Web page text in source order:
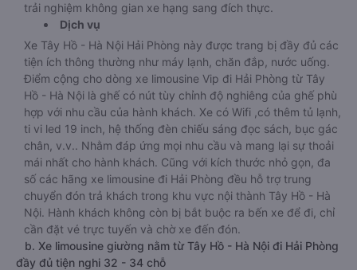
trải nghiệm không gian xe hạng sang đích thực.
Dịch vụ
Xe Tây Hồ - Hà Nội Hải Phòng này được trang bị đầy đủ các
tiện ích thông thường như máy lạnh, chăn đắp, nước uống.
Điểm cộng cho dòng xe limousine Vip đi Hải Phòng từ Tây
Hồ - Hà Nội là ghế có nút tùy chỉnh độ nghiêng của ghế phù
hợp với nhu cầu của hành khách. Xe có Wifi ,có thêm tủ lạnh,
ti vi led 19 inch, hệ thống đèn chiếu sáng đọc sách, bục gác
chân, v.v.. Nhằm đáp ứng mọi nhu cầu và mang lại sự thoải
mái nhất cho hành khách. Cũng với kích thước nhỏ gọn, đa
số các hãng xe limousine đi Hải Phòng đều hỗ trợ trung
chuyển đón trả khách trong khu vực nội thành Tây Hồ - Hà
Nội. Hành khách không còn bị bắt buộc ra bến xe để đi, chỉ
cần đặt vé trực tuyến và chờ xe đến đón.
b. Xe limousine giường nằm từ Tây Hồ - Hà Nội đi Hải Phòng
đầy đủ tiện nghi 32 - 34 chỗ